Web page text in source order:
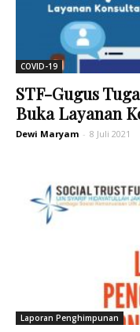
COVID-19
STF-Gugus
Buka Layanan
Dewi Maryam - 8 Juli 2021
Laporan Penghimpunan